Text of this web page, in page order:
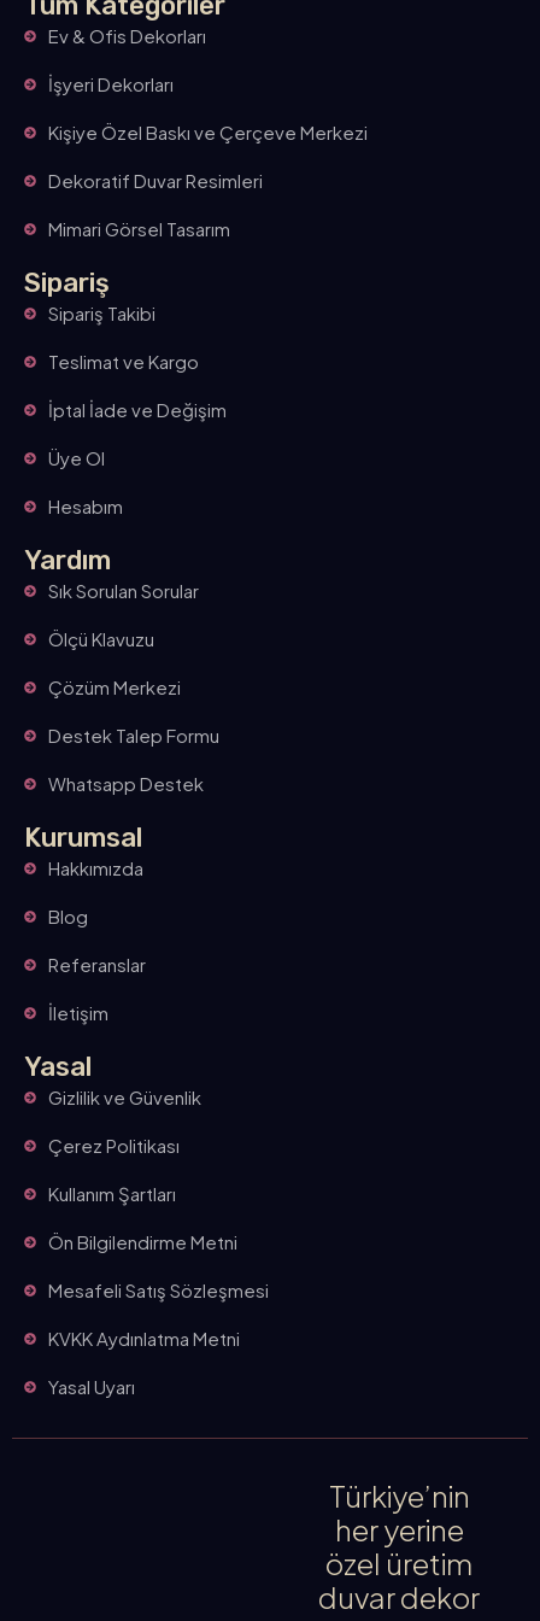
Ev & Ofis Dekorları
İşyeri Dekorları
Kişiye Özel Baskı ve Çerçeve Merkezi
Dekoratif Duvar Resimleri
Mimari Görsel Tasarım
Sipariş
Sipariş Takibi
Teslimat ve Kargo
İptal İade ve Değişim
Üye Ol
Hesabım
Yardım
Sık Sorulan Sorular
Ölçü Klavuzu
Çözüm Merkezi
Destek Talep Formu
Whatsapp Destek
Kurumsal
Hakkımızda
Blog
Referanslar
İletişim
Yasal
Gizlilik ve Güvenlik
Çerez Politikası
Kullanım Şartları
Ön Bilgilendirme Metni
Mesafeli Satış Sözleşmesi
KVKK Aydınlatma Metni
Yasal Uyarı
Türkiye’nin
her yerine
özel üretim
duvar dekor